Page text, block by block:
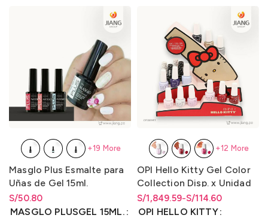
Masglo Plus Esmalte para
Uñas de Gel 15ml.
S/50.80
Rango de precios: desde
S/50.80 hastaS/50.80
MASGLO PLUSGEL 15ML.
+19 More
OPI Hello Kitty Gel Color
Collection Disp. x Unidad
y Disp. en Kit de 16
(Gc/Bcoat/Tcoat) 15ml
S/114.60
-
S/1,849.59
Rango de precios: desde
S/114.60 hasta S/1,849.59
Rango de precios: desde
S/114.60 hastaS/1,849.59
OPI HELLO KITTY
+12 More